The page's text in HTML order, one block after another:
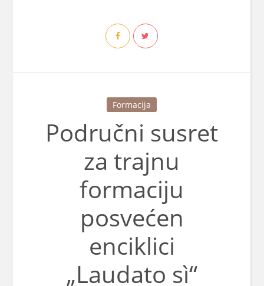
Formacija
Područni susret
za trajnu
formaciju
posvećen
enciklici
„Laudato sì“